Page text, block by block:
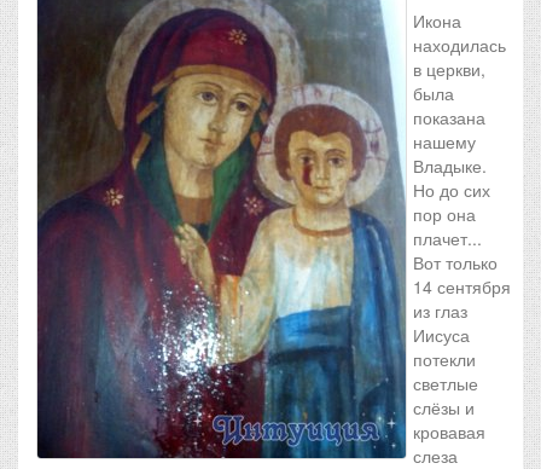
Икона
находилась
в церкви,
была
показана
нашему
Владыке.
Но до сих
пор она
плачет...
Вот только
14 сентября
из глаз
Иисуса
потекли
светлые
слёзы и
кровавая
слеза